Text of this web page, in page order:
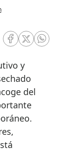
RRSS Facebook
RRSSRRSS
del